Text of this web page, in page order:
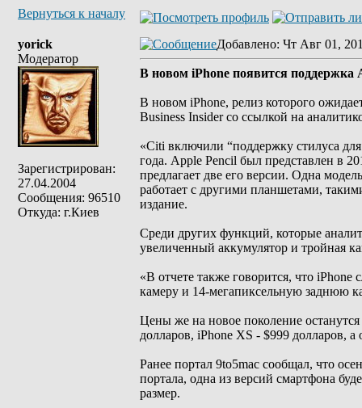
Вернуться к началу
yorick
Модератор
Зарегистрирован:
27.04.2004
Сообщения: 96510
Откуда: г.Киев
Добавлено: Чт Авг 01,
В новом iPhone появится поддержка
В новом iPhone, релиз которого
Business Insider со ссылкой на
«Citi включили “поддержку стилуса
года. Apple Pencil был представлен в
предлагает две его версии. Одна
работает с другими планшетами,
издание.
Среди других функций, которые
увеличенный аккумулятор и тройная
«В отчете также говорится, что
камеру и 14-мегапиксельную заднюю
Цены же на новое поколение
долларов, iPhone XS - $999 долларов,
Ранее портал 9to5mac сообщал, что
портала, одна из версий смартфона
размер.